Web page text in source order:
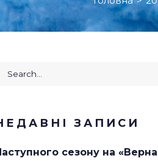
ЗАПИСИ
сезону на